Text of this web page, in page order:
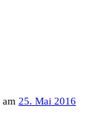
am 25. Mai 2016